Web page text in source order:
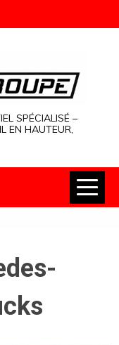
SPÉCIALISÉ –
EN HAUTEUR,